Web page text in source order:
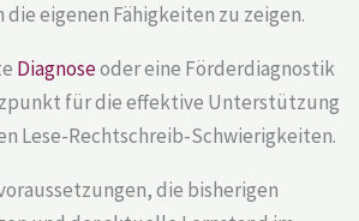
eigenen Fähigkeiten zu zeigen.
Diagnoseoder eine Förderdiagnostik
für die effektive Unterstützung
Lese-Rechtschreib-Schwierigkeiten.
die bisherigen